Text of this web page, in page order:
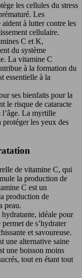
les cellules du stress
Les
à lutter contre les
cellulaire.
C et K,
du système
La vitamine C
à la formation du
essentielle à la
ses bienfaits pour la
le risque de cataracte
l’âge. La myrtille
les yeux des
de vitamine C, qui
la production de
C est un
production de
peau.
idéale pour
de s’hydrater
et savoureuse.
une alternative saine
une boisson moins
tout en étant tout